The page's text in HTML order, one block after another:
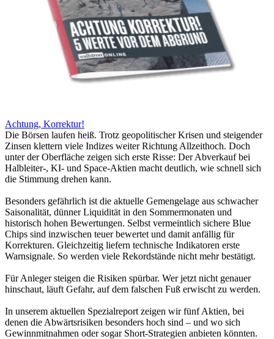
Achtung, Korrektur!
Die Börsen laufen heiß. Trotz geopolitischer Krisen und steigender
Zinsen klettern viele Indizes weiter Richtung Allzeithoch. Doch
unter der Oberfläche zeigen sich erste Risse: Der Abverkauf bei
Halbleiter-, KI- und Space-Aktien macht deutlich, wie schnell sich
die Stimmung drehen kann.
Besonders gefährlich ist die aktuelle Gemengelage aus schwacher
Saisonalität, dünner Liquidität in den Sommermonaten und
historisch hohen Bewertungen. Selbst vermeintlich sichere Blue
Chips sind inzwischen teuer bewertet und damit anfällig für
Korrekturen. Gleichzeitig liefern technische Indikatoren erste
Warnsignale. So werden viele Rekordstände nicht mehr bestätigt.
Für Anleger steigen die Risiken spürbar. Wer jetzt nicht genauer
hinschaut, läuft Gefahr, auf dem falschen Fuß erwischt zu werden.
In unserem aktuellen Spezialreport zeigen wir fünf Aktien, bei
denen die Abwärtsrisiken besonders hoch sind – und wo sich
Gewinnmitnahmen oder sogar Short-Strategien anbieten könnten.